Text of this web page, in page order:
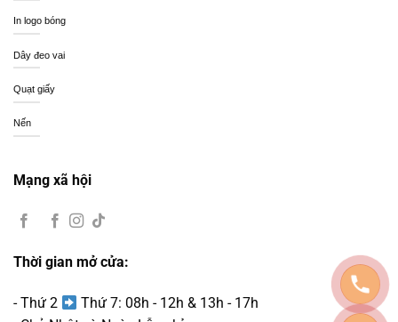
In logo bóng
Dây đeo vai
Quạt giấy
Nến
Mạng xã hội
Thời gian mở cửa:
- Thứ 2
Thứ 7: 08h - 12h & 13h - 17h